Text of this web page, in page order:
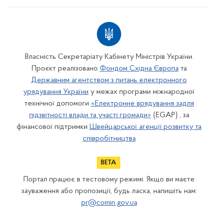
Власність Секретаріату Кабінету Міністрів України.
Проєкт реалізовано Фондом Східна Європата
Державним агентством з питань електронного
урядування України у межах програми міжнародної
технічної допомоги «Електронне врядування задля
підзвітності влади та участі громади» (EGAP) , за
фінансової підтримки Швейцарської агенції розвитку та
співробітництва
Портал працює в тестовому режимі. Якщо ви маєте
зауваження або пропозиції, будь ласка, напишіть нам:
pr@comin.gov.ua